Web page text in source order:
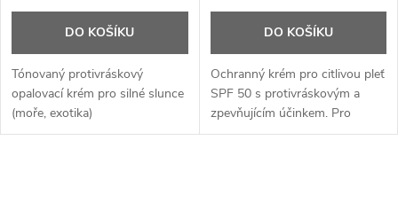
DO KOŠÍKU
Tónovaný protivráskový
opalovací krém pro silné slunce
(moře, exotika)
DO KOŠÍKU
Ochranný krém pro citlivou pleť
SPF 50 s protivráskovým a
zpevňujícím účinkem. Pro
světlou pleť netolerující slunce